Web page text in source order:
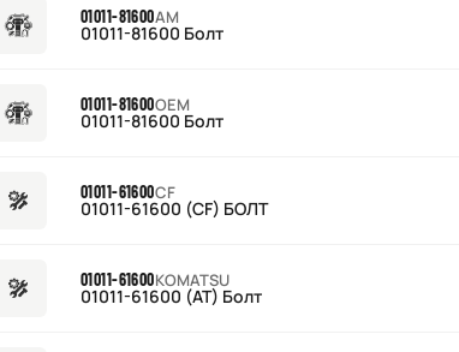
01011-81600AM
01011-81600 Болт
01011-81600OEM
01011-81600 Болт
01011-61600CF
01011-61600 (CF) БОЛТ
01011-61600KOMATSU
01011-61600 (AT) Болт